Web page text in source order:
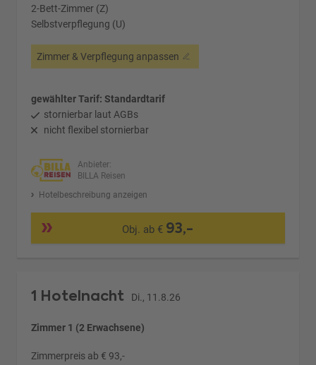
2-Bett-Zimmer (Z)
Selbstverpflegung (U)
Zimmer & Verpflegung anpassen
gewählter Tarif: Standardtarif
stornierbar laut AGBs
nicht flexibel stornierbar
Anbieter:
BILLA Reisen
Hotelbeschreibung anzeigen
Obj. ab € 93,-
1 Hotelnacht Di., 11.8.26
Zimmer 1 (2 Erwachsene)
Zimmerpreis ab € 93,-